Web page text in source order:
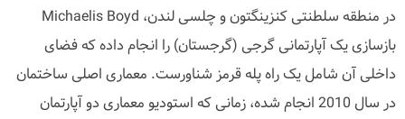
در منطقه سلطنتی کنزینگتون و چلسی لندن، Michaelis Boyd
بازسازی یک آپارتمانی گرجی (گرجستان) را انجام داده که فضای
داخلی آن شامل یک راه پله قرمز شناورست. معماری اصلی ساختمان
در سال 2010 انجام شده، زمانی که استودیو معماری دو آپارتمان